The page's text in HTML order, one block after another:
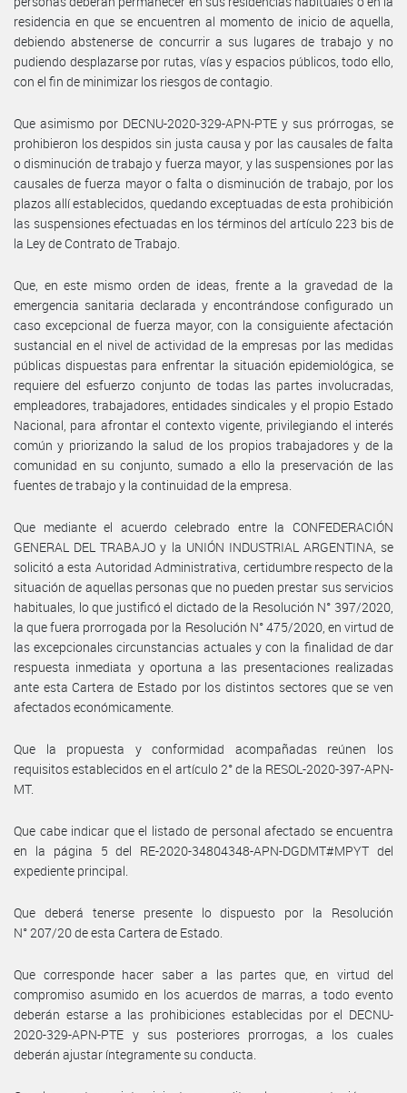
residencia en que se encuentren al momento de inicio de aquella,
debiendo abstenerse de concurrir a sus lugares de trabajo y no
pudiendo desplazarse por rutas, vías y espacios públicos, todo ello,
con el fin de minimizar los riesgos de contagio.
Que asimismo por DECNU-2020-329-APN-PTE y sus prórrogas, se
prohibieron los despidos sin justa causa y por las causales de falta
o disminución de trabajo y fuerza mayor, y las suspensiones por las
causales de fuerza mayor o falta o disminución de trabajo, por los
plazos allí establecidos, quedando exceptuadas de esta prohibición
las suspensiones efectuadas en los términos del artículo 223 bis de
la Ley de Contrato de Trabajo.
Que, en este mismo orden de ideas, frente a la gravedad de la
emergencia sanitaria declarada y encontrándose configurado un
caso excepcional de fuerza mayor, con la consiguiente afectación
sustancial en el nivel de actividad de la empresas por las medidas
públicas dispuestas para enfrentar la situación epidemiológica, se
requiere del esfuerzo conjunto de todas las partes involucradas,
empleadores, trabajadores, entidades sindicales y el propio Estado
Nacional, para afrontar el contexto vigente, privilegiando el interés
común y priorizando la salud de los propios trabajadores y de la
comunidad en su conjunto, sumado a ello la preservación de las
fuentes de trabajo y la continuidad de la empresa.
Que mediante el acuerdo celebrado entre la CONFEDERACIÓN
GENERAL DEL TRABAJO y la UNIÓN INDUSTRIAL ARGENTINA, se
solicitó a esta Autoridad Administrativa, certidumbre respecto de la
situación de aquellas personas que no pueden prestar sus servicios
habituales, lo que justificó el dictado de la Resolución N° 397/2020,
la que fuera prorrogada por la Resolución N° 475/2020, en virtud de
las excepcionales circunstancias actuales y con la finalidad de dar
respuesta inmediata y oportuna a las presentaciones realizadas
ante esta Cartera de Estado por los distintos sectores que se ven
afectados económicamente.
Que la propuesta y conformidad acompañadas reúnen los
requisitos establecidos en el artículo 2° de la RESOL-2020-397-APN-
MT.
Que cabe indicar que el listado de personal afectado se encuentra
en la página 5 del RE-2020-34804348-APN-DGDMT#MPYT del
expediente principal.
Que deberá tenerse presente lo dispuesto por la Resolución
N° 207/20 de esta Cartera de Estado.
Que corresponde hacer saber a las partes que, en virtud del
compromiso asumido en los acuerdos de marras, a todo evento
deberán estarse a las prohibiciones establecidas por el DECNU-
2020-329-APN-PTE y sus posteriores prorrogas, a los cuales
deberán ajustar íntegramente su conducta.